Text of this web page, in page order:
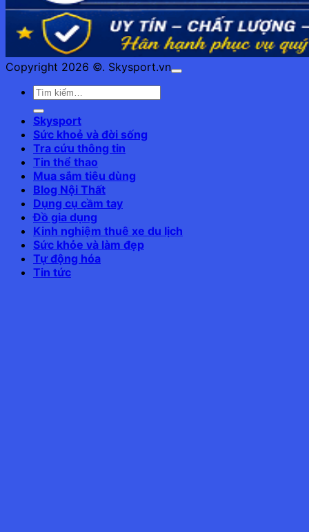
Copyright 2026 ©. Skysport.vn
Skysport
Sức khoẻ và đời sống
Tra cứu thông tin
Tin thể thao
Mua sắm tiêu dùng
Blog Nội Thất
Dụng cụ cầm tay
Đồ gia dụng
Kinh nghiệm thuê xe du lịch
Sức khỏe và làm đẹp
Tự động hóa
Tin tức